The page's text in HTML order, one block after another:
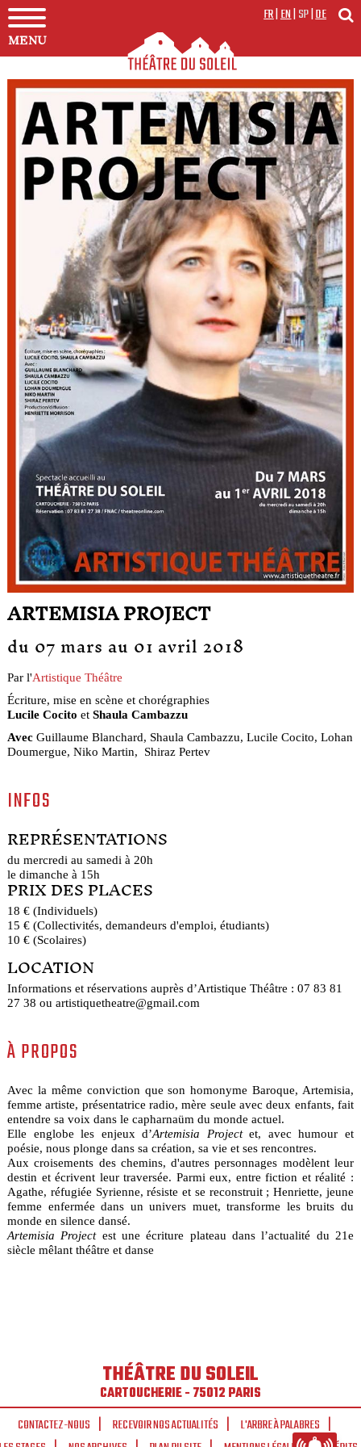
MENU
FR|EN|SP|DE
ARTEMISIA PROJECT
du 07 mars au 01 avril 2018
Par l'Artistique Théâtre
Écriture, mise en scène et chorégraphies
Lucile Cocito et Shaula Cambazzu
AvecGuillaume Blanchard, Shaula Cambazzu, Lucile Cocito, Lohan
Doumergue, Niko Martin, Shiraz Pertev
INFOS
REPRÉSENTATIONS
du mercredi au samedi à 20h
le dimanche à 15h
PRIX DES PLACES
18 € (Individuels)
15 € (Collectivités, demandeurs d'emploi, étudiants)
10 € (Scolaires)
LOCATION
Informations et réservations auprès d’Artistique Théâtre : 07 83 81
27 38 ou artistiquetheatre@gmail.com
À PROPOS
Avec la même conviction que son homonyme Baroque, Artemisia,
femme artiste, présentatrice radio, mère seule avec deux enfants, fait
entendre sa voix dans le capharnaüm du monde actuel.
Elle englobe les enjeux d’Artemisia Projectet, avec humour et
poésie, nous plonge dans sa création, sa vie et ses rencontres.
Aux croisements des chemins, d'autres personnages modèlent leur
destin et écrivent leur traversée. Parmi eux, entre fiction et réalité :
Agathe, réfugiée Syrienne, résiste et se reconstruit ; Henriette, jeune
femme enfermée dans un univers muet, transforme les bruits du
monde en silence dansé.
Artemisia Projectest une écriture plateau dans l’actualité du 21e
siècle mêlant théâtre et danse
THÉÂTRE DU SOLEIL
CARTOUCHERIE - 75012 PARIS
CONTACTEZ-NOUS
RECEVOIR NOS ACTUALITÉS
L'ARBRE À PALABRES